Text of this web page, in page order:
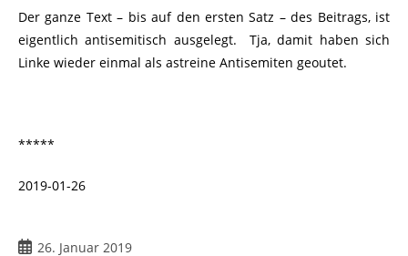
Der ganze Text – bis auf den ersten Satz – des Beitrags, ist
eigentlich antisemitisch ausgelegt. Tja, damit haben sich
Linke wieder einmal als astreine Antisemiten geoutet.
*****
2019-01-26
26. Januar 2019